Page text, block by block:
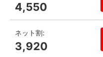
4,550
ネット割:
3,920